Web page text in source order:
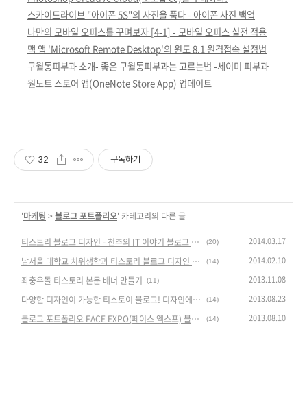
스카이드라이브 "아이폰 5S"의 사진을 품다 - 아이폰 사진 백업
나만의 모바일 오피스를 꾸며보자 [4-1] - 모바일 오피스 실전 적용
맥 앱 'Microsoft Remote Desktop'의 윈도 8.1 원격접속 설정법
구월동피부과 소개- 좋은 구월동피부과는 고르는법 -세이미 피부과
원노트 스토어 앱(OneNote Store App) 업데이트
32 구독하기
'마케팅 > 블로그 포트폴리오' 카테고리의 다른 글
티스토리 블로그 디자인 - 천추의 IT 이야기 블로그 디자인 (20) 2014.03.17
남서울 대학교 치위생학과 티스토리 블로그 디자인 [블로그형 홈페이지 포트폴리오] (14) 2014.02.10
좌충우돌 티스토리 본문 배너 만들기 (11) 2013.11.08
다양한 디자인이 가능한 티스토이 블로그! 디자인에 빠지다. (14) 2013.08.23
블로그 포트폴리오 FACE EXPO(페이스 엑스포) 블로그 마케팅 (14) 2013.08.10